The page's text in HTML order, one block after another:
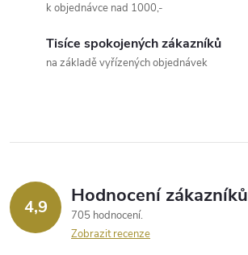
í
r
v
k objednávce nad 1000,-
Tisíce spokojených zákazníků
na základě vyřízených objednávek
4,9 Hodnocení zákazníků
705 hodnocení
Zobrazit recenze